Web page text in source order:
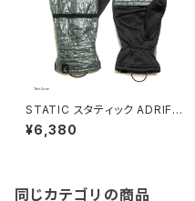
STATIC スタティック ADRIFT
DYNEEMA MITTEN / Thin G
reen
¥6,380
同じカテゴリの商品